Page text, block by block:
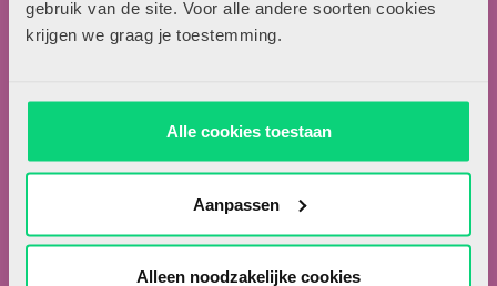
gebruik van de site. Voor alle andere soorten cookies
krijgen we graag je toestemming.
Alle cookies toestaan
Aanpassen
Alleen noodzakelijke cookies
Ik ga akkoord met de privacyvoorwaarden. *
Ik ben abonnee van HJK.